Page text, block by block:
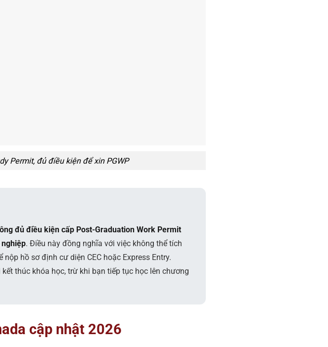
Permit, đủ điều kiện để xin PGWP
đủ điều kiện cấp Post-Graduation Work Permit
. Điều này đồng nghĩa với việc không thể tích
hồ sơ định cư diện CEC hoặc Express Entry.
thúc khóa học, trừ khi bạn tiếp tục học lên chương
cập nhật 2026